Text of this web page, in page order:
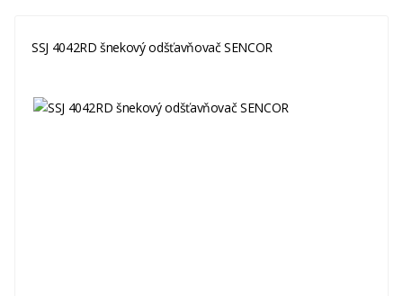
SSJ 4042RD šnekový odšťavňovač SENCOR